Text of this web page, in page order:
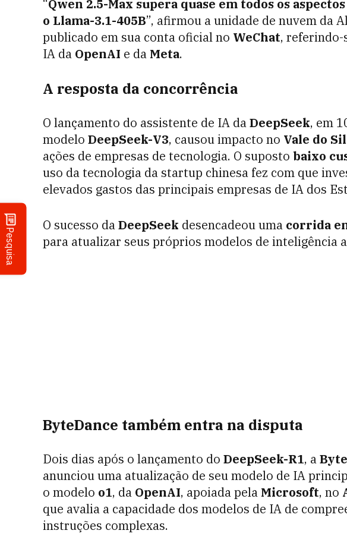
Pesquisa
“Qwen 2.5-Max supera quase em todos os
o Llama-3.1-405B”, afirmou a unidade de nuvem da
publicado em sua conta oficial no WeChat, referindo-
IA da OpenAI e da Meta.
A resposta da concorrência
O lançamento do assistente de IA daDeepSeek, em
modelo DeepSeek-V3, causou impacto no Vale do
ações de empresas de tecnologia. O suposto baixo
uso da tecnologia da startup chinesa fez com que
elevados gastos das principais empresas de IA dos
O sucesso daDeepSeek desencadeou uma corrida
para atualizar seus próprios modelos de inteligência
ByteDance também entra na disputa
Dois dias após o lançamento do DeepSeek-R1, a
anunciou uma atualização de seu modelo de IA
o modelo o1, da OpenAI, apoiada pela Microsoft, no
que avalia a capacidade dos modelos de IA de
instruções complexas.